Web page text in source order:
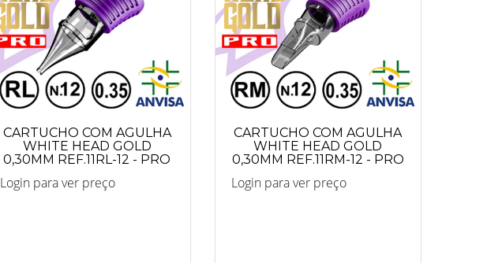
CARTUCHO COM AGULHA
WHITE HEAD GOLD
0,30MM REF.11RL-12 - PRO
Login para ver preço
CARTUCHO COM AGULHA
WHITE HEAD GOLD
0,30MM REF.11RM-12 - PRO
Login para ver preço